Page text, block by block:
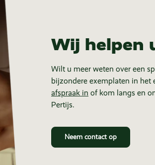
Wij helpen
Wilt u meer weten over een
bijzondere exemplaten in het
afspraak in of kom langs en
Pertijs.
Neem contact op